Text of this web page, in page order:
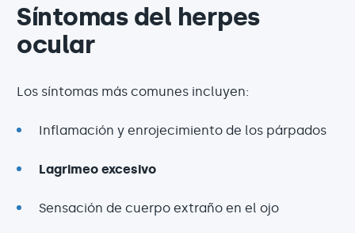
Síntomas del herpes
ocular
Los síntomas más comunes incluyen:
Inflamación y enrojecimiento de los párpados
Lagrimeo excesivo
Sensación de cuerpo extraño en el ojo